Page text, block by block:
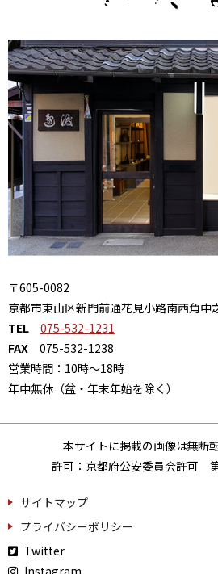
〒605-0082
京都市東山区新門前通花見小路南西角中
TEL
075-532-1231
FAX075-532-1238
営業時間：10時～18時
年中無休（盆・年末年始を除く）
本サイトに掲載の画像は無断
許可：京都府公安委員会許可
サイトマップ
プライバシーポリシー
Twitter
Instagram